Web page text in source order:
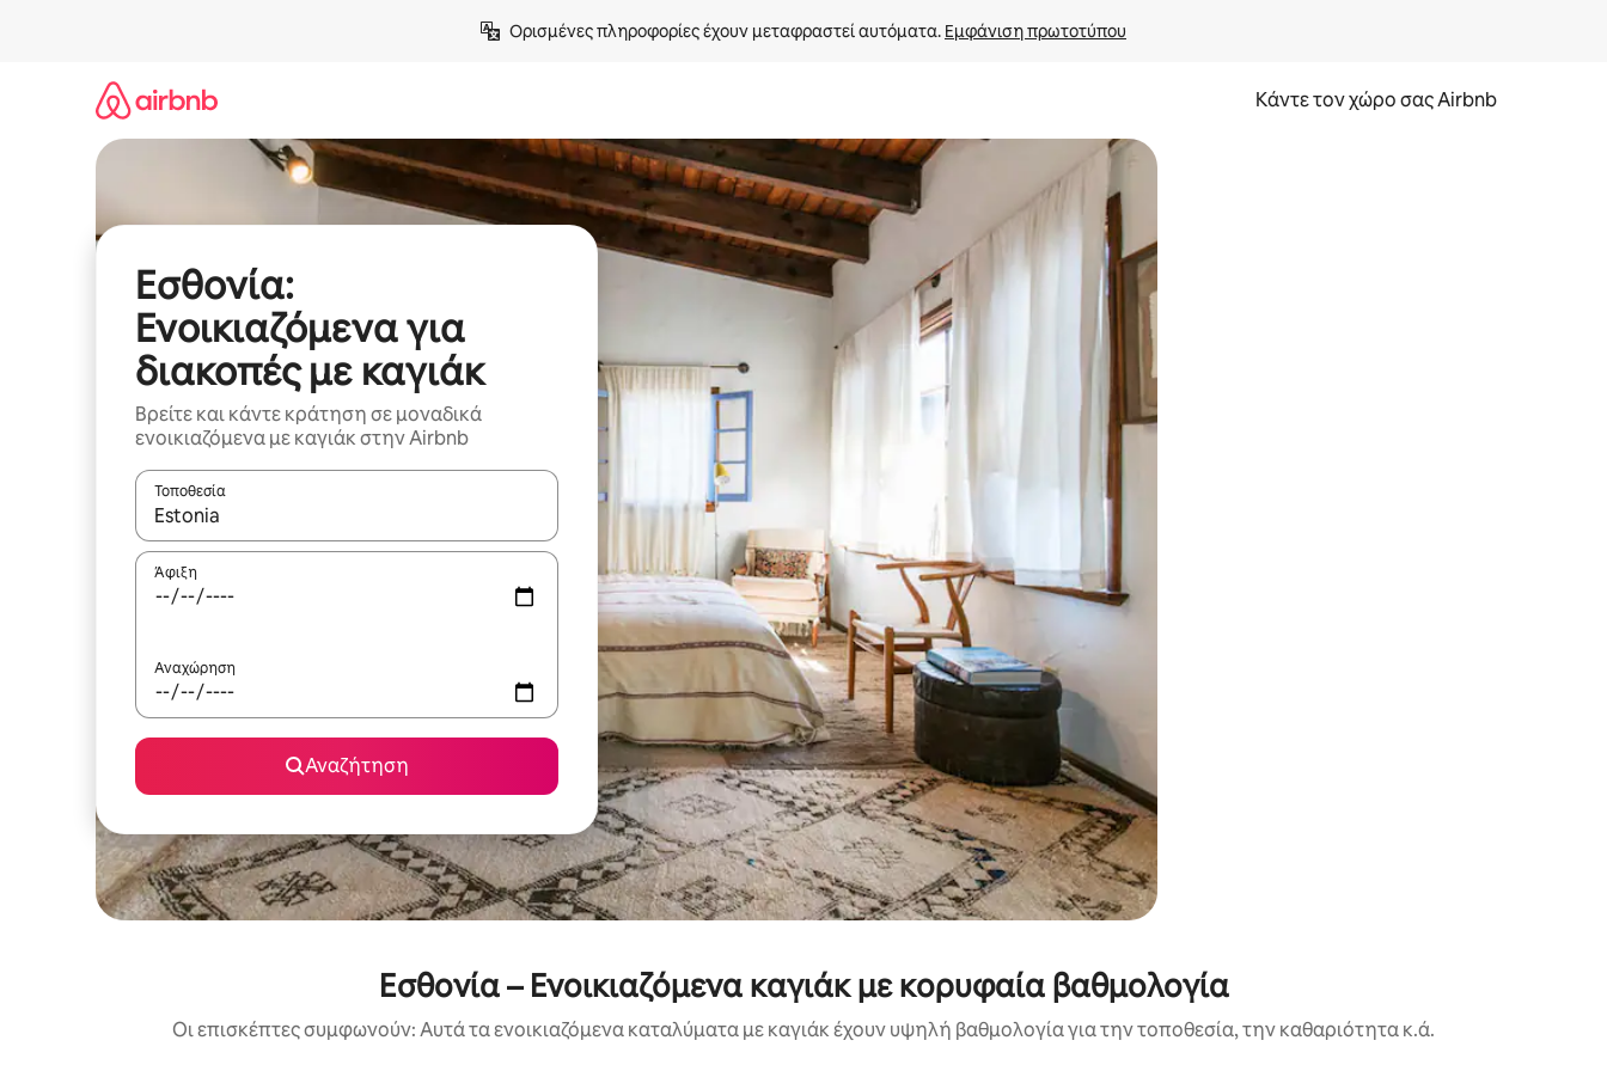
Ορισμένες πληροφορίες έχουν μεταφραστεί αυτόματα. Εμφάνιση πρωτοτύπου
Κάντε τον χώρο σας Airbnb
Εσθονία:
Ενοικιαζόμενα για
διακοπές με καγιάκ
Βρείτε και κάντε κράτηση σε μοναδικά
ενοικιαζόμενα με καγιάκ στην Airbnb
Τοποθεσία
Όταν τα αποτελέσματα είναι διαθέσιμα, μπορείτε να πλοηγηθείτε στη σελίδα με τα κουμπιά πάνω και κάτω βέλους, να την εξερευνήσετε με την αφή ή να τη σύρετε με τα δάχτυλα.
Άφιξη
Αναχώρηση
Αναζήτηση
Εσθονία – Ενοικιαζόμενα καγιάκ με κορυφαία βαθμολογία
Οι επισκέπτες συμφωνούν: Αυτά τα ενοικιαζόμενα καταλύματα με καγιάκ έχουν υψηλή βαθμολογία για την τοποθεσία, την καθαριότητα κ.ά.